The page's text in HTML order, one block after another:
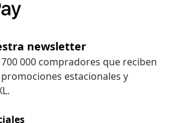
newsletter
000 compradores que reciben
estacionales y